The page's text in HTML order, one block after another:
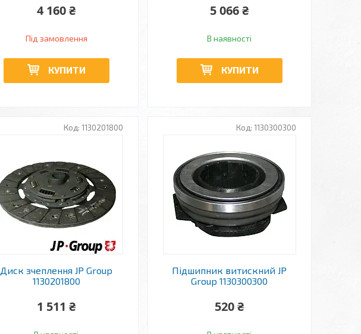
4 160 ₴
Під замовлення
КУПИТИ
5 066 ₴
В наявності
КУПИТИ
1130201800
Диск зчеплення JP Group
1130201800
1 511 ₴
1130300300
Підшипник витискний JP
Group 1130300300
520 ₴